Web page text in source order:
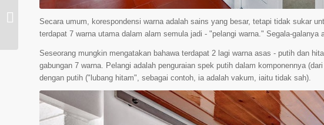
Secara umum, korespondensi warna adalah sains yang besar, tetapi tidak sukar
terdapat 7 warna utama dalam alam semula jadi - "pelangi warna." Segala-galanya
Seseorang mungkin mengatakan bahawa terdapat 2 lagi warna asas - putih dan
gabungan 7 warna. Pelangi adalah penguraian spek putih dalam komponennya
dengan putih ("lubang hitam", sebagai contoh, ia adalah vakum, iaitu tidak sah).
Di mana hendak
meletakkan komputer di
dapur?